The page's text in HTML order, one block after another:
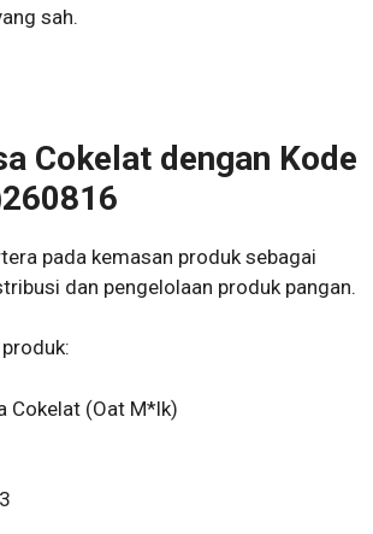
sah.
Cokelat dengan Kode
pada kemasan produk sebagai
dan pengelolaan produk pangan.
Cokelat (Oat M*lk)